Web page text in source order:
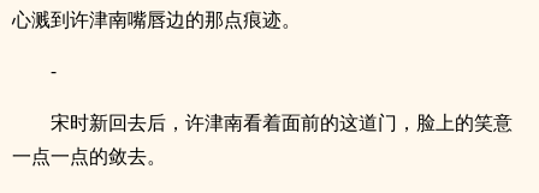
心溅到许津南嘴唇边的那点痕迹。
-
宋时新回去后，许津南看着面前的这道门，脸上的笑意
一点一点的敛去。